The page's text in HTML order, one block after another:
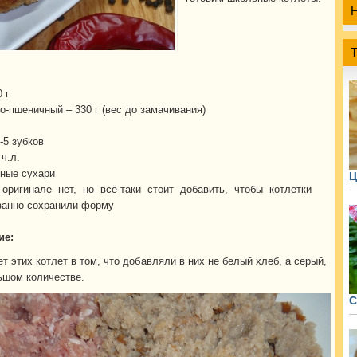
г
пшеничный – 330 г (вес до замачивания)
зубков
сухари
нет, но всё-таки стоит добавить, чтобы котлетки
сохранили форму
этих котлет в том, что добавляли в них не белый хлеб, а серый,
количестве.